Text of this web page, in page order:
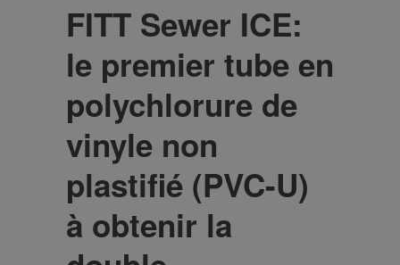
FITT Sewer ICE:
le premier tube en
polychlorure de
vinyle non
plastifié (PVC-U)
à obtenir la